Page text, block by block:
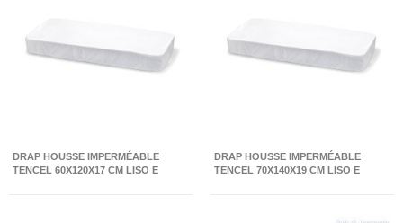
DRAP HOUSSE IMPERMÉABLE
TENCEL 60X120X17 CM LISO E
DRAP HOUSSE IMPERMÉABLE
TENCEL 70X140X19 CM LISO E